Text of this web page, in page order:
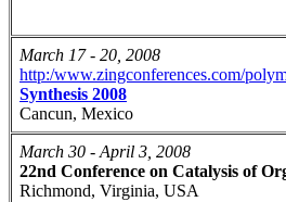
March 17 - 20, 2008
http:/www.zingconferences.com/
Synthesis 2008
Cancun, Mexico
March 30 - April 3, 2008
22nd Conference on Catalysis of
Richmond, Virginia, USA